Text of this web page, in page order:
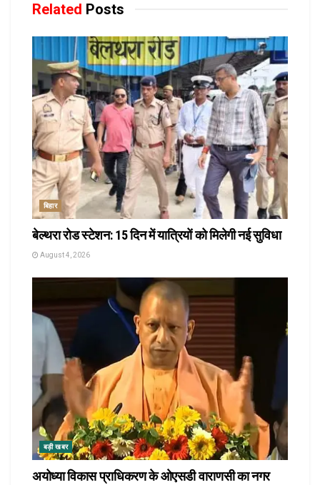
Related Posts
बिहार
बेल्थरा रोड स्टेशन: 15 दिन में यात्रियों को मिलेगी नई सुविधा
August 4, 2026
बड़ी खबर
अयोध्या विकास प्राधिकरण के ओएसडी वाराणसी का नगर